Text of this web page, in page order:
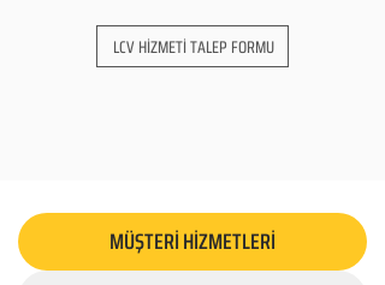
LCV HİZMETİ TALEP FORMU
MÜŞTERİ HİZMETLERİ